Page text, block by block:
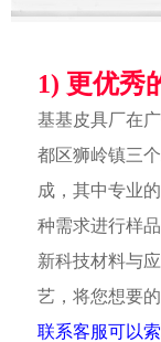
1) 更优秀
基基皮具厂在
都区狮岭镇三
成，其中专业
种需求进行样
新科技材料与
艺，将您想要
联系客服可以